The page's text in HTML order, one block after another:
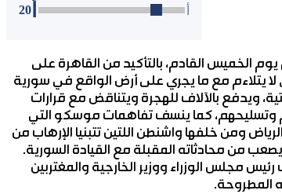
20
الخميس القادم، بالتأكيد من القاهرة على
يتلاءم مع ما يجري على أرض الواقع في سورية
ويدفع بالآلاف للهجرة ويتناقض مع قرارات
وتسليحهم، كما ينسف تفاهمات موسكو التي
ومن خلفها واشنطن اللتين تتبنيا الإرهاب من
من محادثاته المقبلة مع القيادة السورية.
مجلس الوزراء ووزير الخارجية والمغتربين
المطروحة.